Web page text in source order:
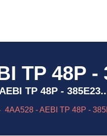
TP 48P -
TP 48P -
4AA528 - AEBI TP 48P -